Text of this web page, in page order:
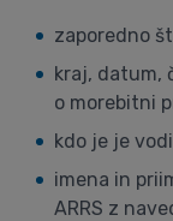
zaporedno
kraj, datum,
o morebitni
kdo je je
imena in
ARRS z